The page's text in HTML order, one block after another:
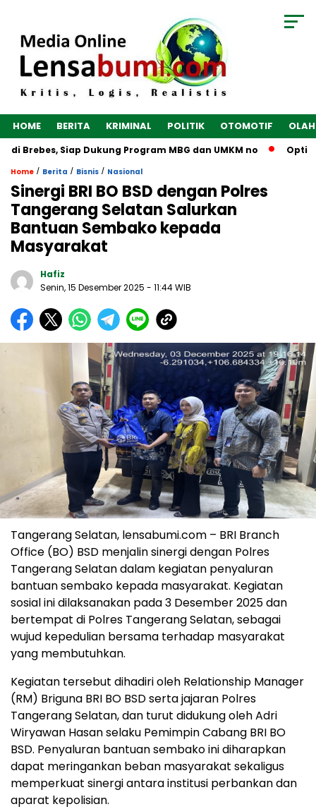
HOME BERITA KRIMINAL POLITIK OTOMOTIF
Brebes, Siap Dukung Program MBG dan UMKM no
Home / Berita / Bisnis / Nasional
Sinergi BRI BO BSD dengan Polres
Tangerang Selatan Salurkan
Bantuan Sembako kepada
Masyarakat
Hafiz
Senin, 15 Desember 2025 - 11:44 WIB
Tangerang Selatan, lensabumi.com – BRI Branch
Office (BO) BSD menjalin sinergi dengan Polres
Tangerang Selatan dalam kegiatan penyaluran
bantuan sembako kepada masyarakat. Kegiatan
sosial ini dilaksanakan pada 3 Desember 2025 dan
bertempat di Polres Tangerang Selatan, sebagai
wujud kepedulian bersama terhadap masyarakat
yang membutuhkan.
Kegiatan tersebut dihadiri oleh Relationship Manager
(RM) Briguna BRI BO BSD serta jajaran Polres
Tangerang Selatan, dan turut didukung oleh Adri
Wiryawan Hasan selaku Pemimpin Cabang BRI BO
BSD. Penyaluran bantuan sembako ini diharapkan
dapat meringankan beban masyarakat sekaligus
memperkuat sinergi antara institusi perbankan dan
aparat kepolisian.